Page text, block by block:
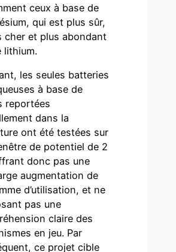
ceux à base de
qui est plus sûr,
cher et plus abondant
lithium.
les seules batteries
à base de
reportées
dans la
ont été testées sur
de potentiel de 2
donc pas une
augmentation de
d’utilisation, et ne
pas une
claire des
en jeu. Par
ce projet cible